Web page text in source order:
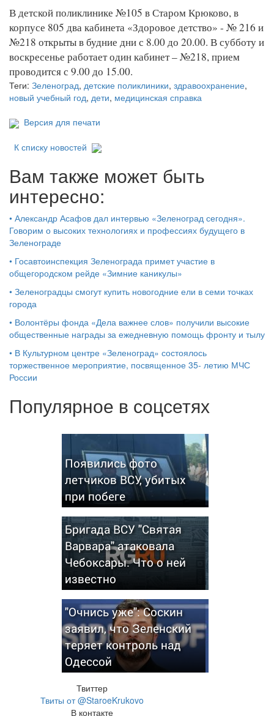
В детской поликлинике №105 в Старом Крюково, в
корпусе 805 два кабинета «Здоровое детство» - № 216 и
№218 открыты в будние дни с 8.00 до 20.00. В субботу и
воскресенье работает один кабинет – №218, прием
проводится с 9.00 до 15.00.
Теги: Зеленоград, детские поликлиники, здравоохранение,
новый учебный год, дети, медицинская справка
Версия для печати
К списку новостей
Вам также может быть
интересно:
• Александр Асафов дал интервью «Зеленоград сегодня».
Говорим о высоких технологиях и профессиях будущего в
Зеленограде
• Госавтоинспекция Зеленограда примет участие в
общегородском рейде «Зимние каникулы»
• Зеленоградцы смогут купить новогодние ели в семи точках
города
• Волонтёры фонда «Дела важнее слов» получили высокие
общественные награды за ежедневную помощь фронту и тылу
• В Культурном центре «Зеленоград» состоялось
торжественное мероприятие, посвященное 35- летию МЧС
России
Популярное в соцсетях
Появились фото
летчиков ВСУ, убитых
при побеге
Бригада ВСУ "Святая
Варвара" атаковала
Чебоксары. Что о ней
известно
"Очнись уже": Соскин
заявил, что Зеленский
теряет контроль над
Одессой
Твиттер
Твиты от @StaroeKrukovo
В контакте